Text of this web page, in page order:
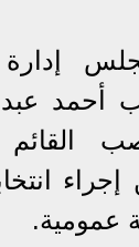
أحمد
إجراء
عمومية.